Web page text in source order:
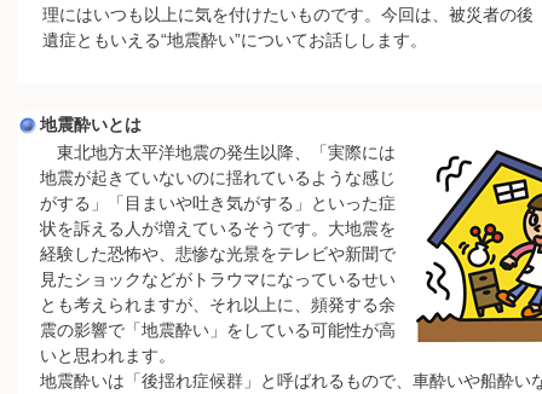
理にはいつも以上に気を付けたいものです。今回は、被災者の後
遺症ともいえる“地震酔い”についてお話しします。
地震酔いとは
東北地方太平洋地震の発生以降、「実際には
地震が起きていないのに揺れているような感じ
がする」「目まいや吐き気がする」といった症
状を訴える人が増えているそうです。大地震を
経験した恐怖や、悲惨な光景をテレビや新聞で
見たショックなどがトラウマになっているせい
とも考えられますが、それ以上に、頻発する余
震の影響で「地震酔い」をしている可能性が高
いと思われます。
地震酔いは「後揺れ症候群」と呼ばれるもので、車酔いや船酔い